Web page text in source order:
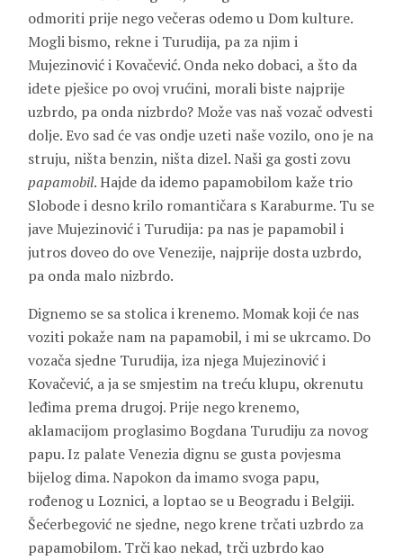
odmoriti prije nego večeras odemo u Dom kulture.
Mogli bismo, rekne i Turudija, pa za njim i
Mujezinović i Kovačević. Onda neko dobaci, a što da
idete pješice po ovoj vrućini, morali biste najprije
uzbrdo, pa onda nizbrdo? Može vas naš vozač odvesti
dolje. Evo sad će vas ondje uzeti naše vozilo, ono je na
struju, ništa benzin, ništa dizel. Naši ga gosti zovu
papamobil. Hajde da idemo papamobilom kaže trio
Slobode i desno krilo romantičara s Karaburme. Tu se
jave Mujezinović i Turudija: pa nas je papamobil i
jutros doveo do ove Venezije, najprije dosta uzbrdo,
pa onda malo nizbrdo.
Dignemo se sa stolica i krenemo. Momak koji će nas
voziti pokaže nam na papamobil, i mi se ukrcamo. Do
vozača sjedne Turudija, iza njega Mujezinović i
Kovačević, a ja se smjestim na treću klupu, okrenutu
leđima prema drugoj. Prije nego krenemo,
aklamacijom proglasimo Bogdana Turudiju za novog
papu. Iz palate Venezia dignu se gusta povjesma
bijelog dima. Napokon da imamo svoga papu,
rođenog u Loznici, a loptao se u Beogradu i Belgiji.
Šećerbegović ne sjedne, nego krene trčati uzbrdo za
papamobilom. Trči kao nekad, trči uzbrdo kao